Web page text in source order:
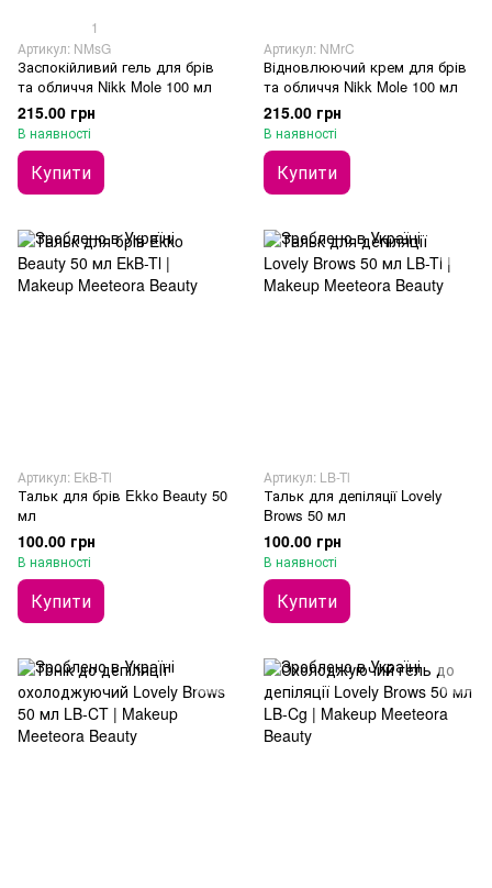
1
Артикул: NMsG
Заспокійливий гель для брів
та обличчя Nikk Mole 100 мл
215.00 грн
В наявності
Купити
Артикул: NMrC
Відновлюючий крем для брів
та обличчя Nikk Mole 100 мл
215.00 грн
В наявності
Купити
Артикул: EkB-Tl
Тальк для брів Ekko Beauty 50
мл
100.00 грн
В наявності
Купити
Артикул: LB-Tl
Тальк для депіляції Lovely
Brows 50 мл
100.00 грн
В наявності
Купити